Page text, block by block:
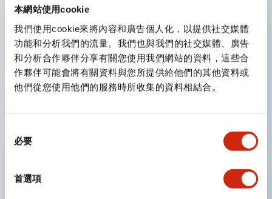
本網站使用cookie
我們使用cookie來將內容和廣告個人化，以提供社交媒體
功能和分析我們的流量。我們也與我們的社交媒體、廣告
和分析合作夥伴分享有關您使用我們網站的資料，這些合
作夥伴可能會將有關資料與您所提供給他們的其他資料或
他們從您使用他們的服務時所收集的資料相結合。
必要
首選項
照明單元的低電壓類型（6～24V類型）預計自2026年1
月起逐步切換為新目錄型號產品
可搭載高電壓類型的LED燈泡，直連類型的額定使用電
壓最高可支援至240V。
不需要端子蓋。（不包括指示燈的直連類型）
一顆LED燈泡（LSRD燈泡）可實現六種顏色的功能。過
去每種顏色分開的LED燈泡，現在可用一顆單色LED燈
UL、CSA、TÜV、CCC認證品。（部分機種除外）